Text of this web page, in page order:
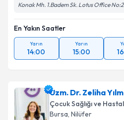
Konak Mh. 1.Badem Sk. Lotus Office
En Yakın Saatler
Yarın
14:00
Yarın
15:00
Uzm. Dr. Zeliha
Çocuk Sağlığı ve
Bursa, Nilüfer